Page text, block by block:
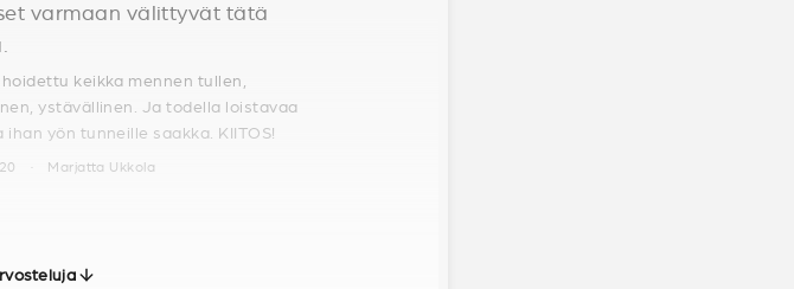
varmaan välittyvät tätä
keikka mennen tullen,
ystävällinen. Ja todella loistavaa
ihan yön tunneille saakka. KIITOS!
· Marjatta Ukkola